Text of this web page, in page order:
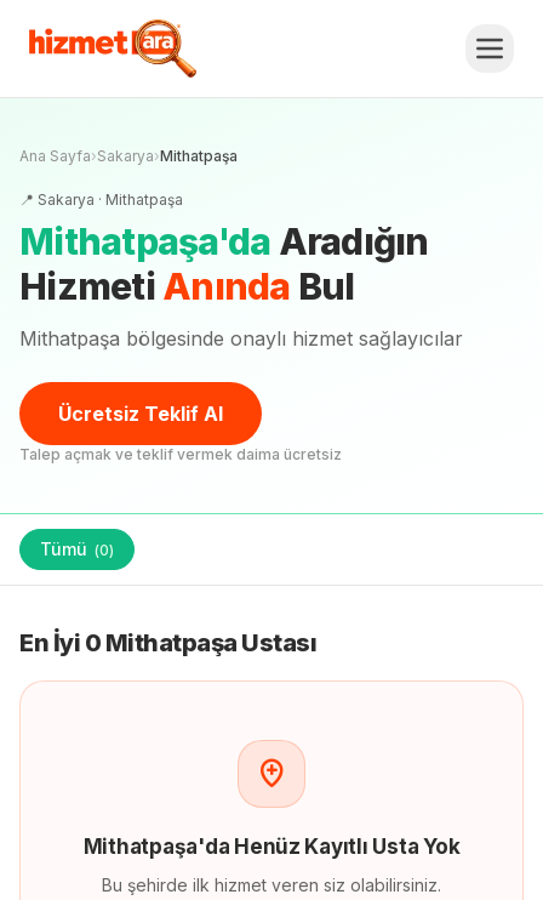
Ana Sayfa›Sakarya›Mithatpaşa
📍 Sakarya · Mithatpaşa
Mithatpaşa'da Aradığın
Hizmeti Anında Bul
Mithatpaşa bölgesinde onaylı hizmet sağlayıcılar
Ücretsiz Teklif Al
Talep açmak ve teklif vermek daima ücretsiz
Tümü (0)
En İyi 0 Mithatpaşa Ustası
Mithatpaşa'da Henüz Kayıtlı Usta Yok
Bu şehirde ilk hizmet veren siz olabilirsiniz.